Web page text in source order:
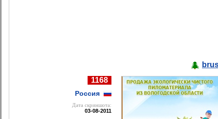
1168
Россия
Дата cкриншота:
03-08-2011